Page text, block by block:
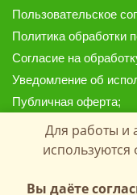
Пользовательское
Политика обработки
Согласие на
Уведомление об
Публичная оферта;
Предоставленные
носят
не являются
положениями
Копирование
Для работы и
Вы даёте